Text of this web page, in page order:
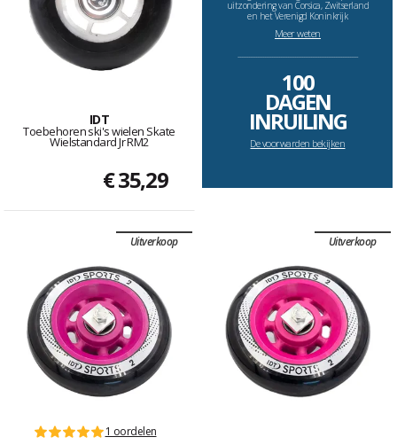
IDT
Toebehoren ski's wielen Skate
Wielstandard Jr RM2
€ 35,29
uitzondering van Corsica, Zwitserland
en het Verenigd Koninkrijk
Meer weten
--------------------------------------------------------------------
100
DAGEN
INRUILING
De voorwarden bekijken
Uitverkoop
1 oordelen
Uitverkoop